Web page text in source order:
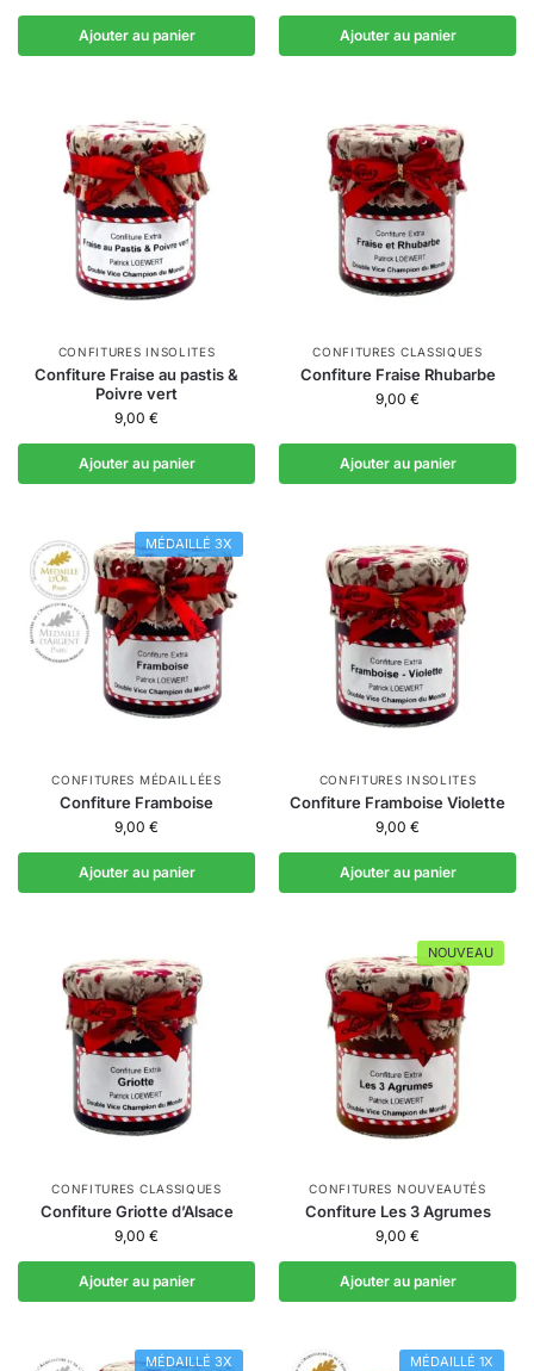
Ajouter au panier Ajouter au panier
CONFITURES INSOLITES
Confiture Fraise au pastis &
Poivre vert
9,00 €
Ajouter au panier
CONFITURES CLASSIQUES
Confiture Fraise Rhubarbe
9,00 €
Ajouter au panier
MÉDAILLÉ 3X
CONFITURES MÉDAILLÉES
Confiture Framboise
9,00 €
Ajouter au panier
CONFITURES INSOLITES
Confiture Framboise Violette
9,00 €
Ajouter au panier
CONFITURES CLASSIQUES
Confiture Griotte d’Alsace
9,00 €
Ajouter au panier
NOUVEAU
CONFITURES NOUVEAUTÉS
Confiture Les 3 Agrumes
9,00 €
Ajouter au panier
MÉDAILLÉ 3X MÉDAILLÉ 1X